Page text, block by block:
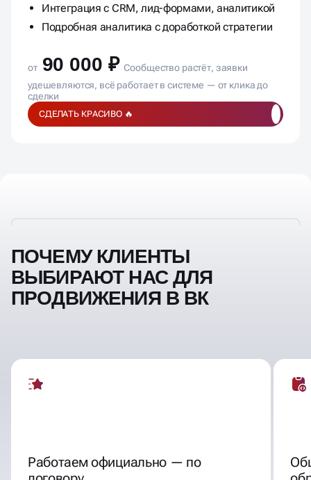
Интеграция с CRM, лид-формами, аналитикой
Подробная аналитика с доработкой стратегии
от 90 000 ₽ Сообщество растёт, заявки
удешевляются, всё работает в системе — от клика до
сделки
СДЕЛАТЬ КРАСИВО 🔥
ПОЧЕМУ КЛИЕНТЫ
ВЫБИРАЮТ НАС ДЛЯ
ПРОДВИЖЕНИЯ В ВК
Работаем официально — по